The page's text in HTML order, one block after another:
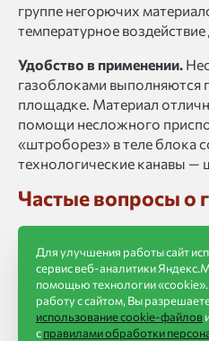
группе негорючих
температурное
Удобство в применении.
газоблоками выполняются
площадке. Материал
помощи несложного
«штроборез» в теле блока
технологические канавы —
Частые вопросы о
Сколько
кубе?
Пеноблоки и
Для улучшения работы сайт
сервис веб-аналитики
помощью технологии
работу с сайтом, Вы
использование cookie-файлов
справилами обработки